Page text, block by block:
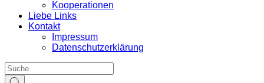
Kooperationen
Liebe Links
Kontakt
Impressum
Datenschutzerklärung